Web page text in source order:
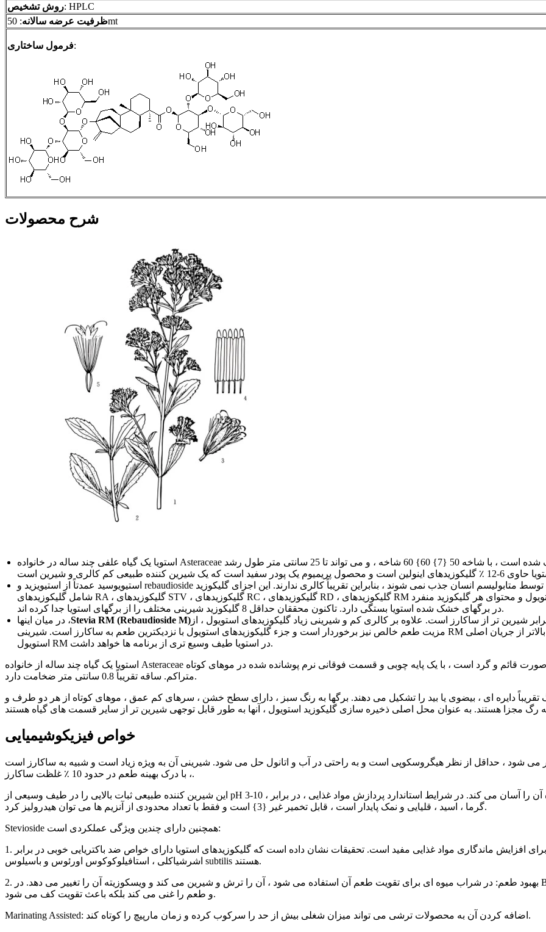
روش تشخیص: HPLC
ظرفیت عرضه سالانه: 50mt
فرمول ساختاری:
شرح محصولات
استویا یک گیاه علفی چند ساله در خانواده Asteraceae است و دارای ارتفاع گیاه 1 {6 {6} 1.3 متر است. نکات ریشه بزرگ شده است ، با شاخه 50 {7} 60} 60 شاخه ، و می تواند تا 25 سانتی متر طول رشد
استیویوسید عمدتاً از استیویزید و rebaudioside تشکیل شده است. این ترکیبات دارای طعم شیرین قوی هستند ، اما توسط متابولیسم انسان جذب نمی شوند ، بنابراین تقریباً کالری ندارند. این اجزای گلیکوزید
شامل گلیکوزیدهای RA ، گلیکوزیدهای STV ، گلیکوزیدهای RC ، گلیکوزیدهای RD ، گلیکوزیدهای RM و سایر گلیکوزیدها هستند. کیفیت انواع استویا به کل گلیکوزیدهای استویول و محتوای هر گلیکوزید منفرد
در برگهای خشک شده استویا بستگی دارد. تاکنون محققان حداقل 8 گلیکوزید شیرینی مختلف را از برگهای استویا جدا کرده اند.
در میان اینها ،Stevia RM (Rebaudioside M) از نه گلیکوزید استویول است که شامل 1.0 ٪ از کل ، و 200-350 برابر شیرین تر از ساکارز است. علاوه بر کالری کم و شیرینی زیاد گلیکوزیدهای استویول ، از
مزیت طعم خالص نیز برخوردار است و جزء گلیکوزیدهای استویول با نزدیکترین طعم به ساکارز است. شیرینی RM بالاتر از جریان اصلی RA در بازار است و تلخی ضعیف تر از RA است ، بنابراین مؤلفه RM
استویول RM در استویا طیف وسیع تری از برنامه ها خواهد داشت.
استویا یک گیاه چند ساله از خانواده Asteraceae است و به ارتفاعات 90-150 سانتی متر رسیده است. ساقه به صورت قائم و گرد است ، با یک پایه چوبی و قسمت فوقانی نرم پوشانده شده در موهای کوتاه
متراکم. ساقه تقریباً 0.8 سانتی متر ضخامت دارد.
دایره ای ، بیضوی یا بید را تشکیل می دهند. برگها به رنگ سبز ، دارای سطح خشن ، سرهای کم عمق ، موهای کوتاه از هر دو طرف و
خواص فیزیکوشیمیایی
می شود ، حداقل از نظر هیگروسکوپی است و به راحتی در آب و اتانول حل می شود. شیرینی آن به ویژه زیاد است و شبیه به ساکارز است
، با درک بهینه طعم در حدود 10 ٪ غلظت ساکارز.
این شیرین کننده طبیعی ثبات بالایی را در طیف وسیعی از pH 3-10 ، مقاومت در برابر حرارت قوی و پایداری نور نشان می دهد و ذخیره آن را آسان می کند. در شرایط استاندارد پردازش مواد غذایی ، در برابر
گرما ، اسید ، قلیایی و نمک پایدار است ، قابل تخمیر غیر {3} است و فقط با تعداد محدودی از آنزیم ها می توان هیدرولیز کرد.
Stevioside همچنین دارای چندین ویژگی عملکردی است:
1. اثر ضد باکتریایی: می تواند رشد باکتری های مختلف را مهار کند ، که برای افزایش ماندگاری مواد غذایی مفید است. تحقیقات نشان داده است که گلیکوزیدهای استویا دارای خواص ضد باکتریایی خوبی در برابر
اشرشیاکلی ، استافیلوکوکوس اورئوس و باسیلوس subtilis هستند.
2. بهبود طعم: در شراب میوه ای برای تقویت طعم آن استفاده می شود ، آن را ترش و شیرین می کند و ویسکوزیته آن را تغییر می دهد. در Baijiu ، باعث کاهش ادویه می شود ، در حالی که در آبجو ، نه تنها عطر
و طعم را غنی می کند بلکه باعث تقویت کف می شود.
Marinating Assisted: اضافه کردن آن به محصولات ترشی می تواند میزان شغلی بیش از حد را سرکوب کرده و زمان مارپیچ را کوتاه کند.